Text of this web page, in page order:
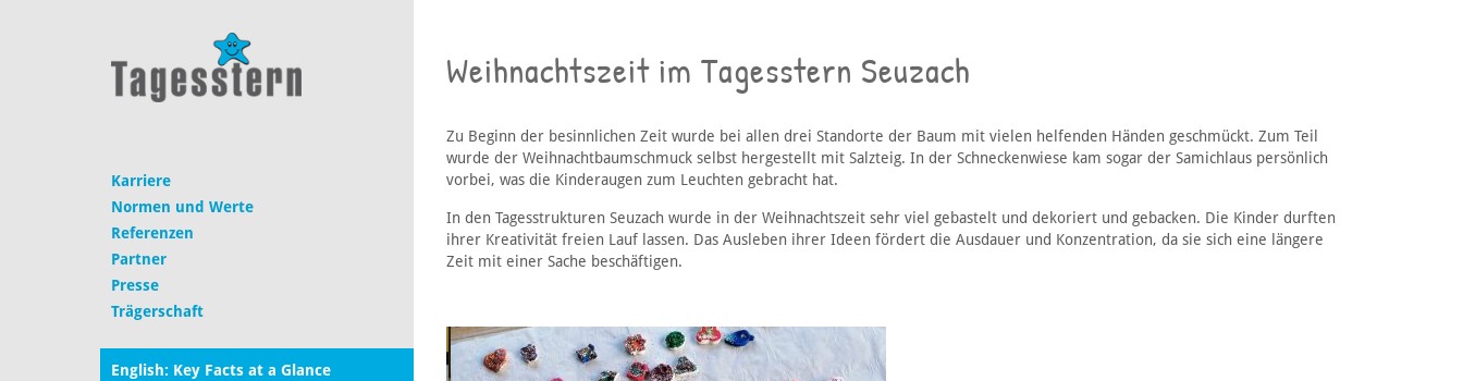
Karriere
Normen und Werte
Referenzen
Partner
Presse
Trägerschaft
English: Key Facts at a Glance
Weihnachtszeit im Tagesstern Seuzach
Zu Beginn der besinnlichen Zeit wurde bei allen drei Standorte der Baum mit vielen helfenden Händen geschmückt. Zum Teil
wurde der Weihnachtbaumschmuck selbst hergestellt mit Salzteig. In der Schneckenwiese kam sogar der Samichlaus persönlich
vorbei, was die Kinderaugen zum Leuchten gebracht hat.
In den Tagesstrukturen Seuzach wurde in der Weihnachtszeit sehr viel gebastelt und dekoriert und gebacken. Die Kinder durften
ihrer Kreativität freien Lauf lassen. Das Ausleben ihrer Ideen fördert die Ausdauer und Konzentration, da sie sich eine längere
Zeit mit einer Sache beschäftigen.